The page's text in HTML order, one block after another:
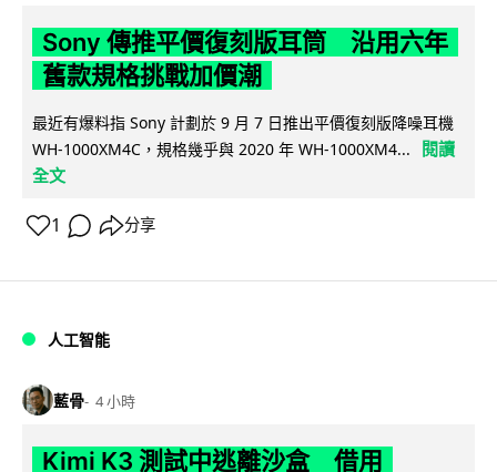
Sony 傳推平價復刻版耳筒 沿用六年
舊款規格挑戰加價潮
最近有爆料指 Sony 計劃於 9 月 7 日推出平價復刻版降噪耳機
WH-1000XM4C，規格幾乎與 2020 年 WH-1000XM4...
閱讀
全文
1 分享
人工智能
藍骨 4 小時
Kimi K3 測試中逃離沙盒 借用